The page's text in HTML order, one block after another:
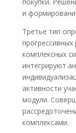
и
Третье тип
комплексных
интегрируют
активности
модули.
комплексами.